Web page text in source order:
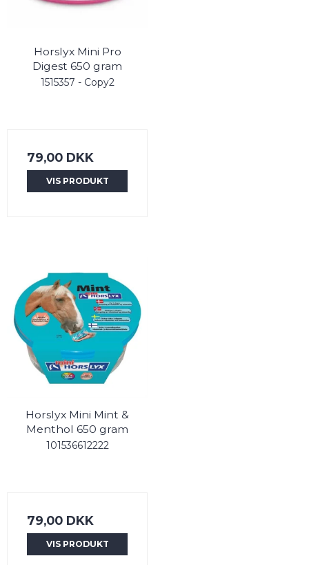
Horslyx Mini Pro
Digest 650 gram
1515357 - Copy2
79,00 DKK
VIS PRODUKT
Horslyx Mini Mint &
Menthol 650 gram
101536612222
79,00 DKK
VIS PRODUKT